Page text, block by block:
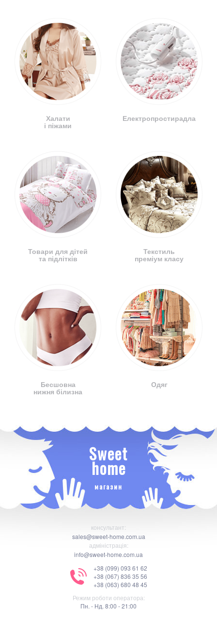
Халати
і піжами
Товари для дітей
та підлітків
Бесшовна
нижня білизна
Електропростирадла
Текстиль
преміум класу
Одяг
Sweet
home
магазин
консультант:
sales@sweet-home.com.ua
адміністрація:
info@sweet-home.com.ua
+38 (099) 093 61 62
+38 (067) 836 35 56
+38 (063) 680 48 45
Режим роботи оператора:
Пн. - Нд. 8:00 - 21:00